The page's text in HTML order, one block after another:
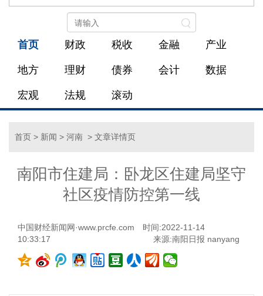
首页 财政 税收 金融 产业
地方 理财 债券 会计 数据
宏观 法规 滚动
首页 > 新闻 > 河南 > 文章详情页
南阳市住建局：卧龙区住建局坚守
社区疫情防控第一线
中国财经新闻网·www.prcfe.com
时间:2022-11-14
10:33:17
来源:南阳日报 nanyang